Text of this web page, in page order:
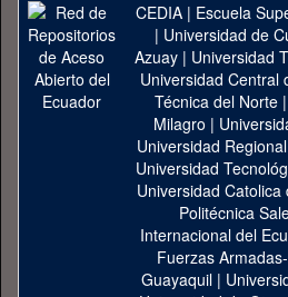
CEDIA| Escuela
| Universidad de
Azuay| Universidad
Universidad Central
Técnica del Norte |
Milagro |
Universidad
Universidad
Universidad Catolica
Politécnica
Internacional del
Fuerzas
Guayaquil|